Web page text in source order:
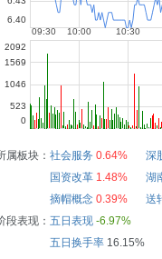
属板块： 社会服务 0.64%
深
国资改革 1.48%
湖
摘帽概念 0.39%
送
段表现： 五日表现 -6.97%
五日换手率16.15%